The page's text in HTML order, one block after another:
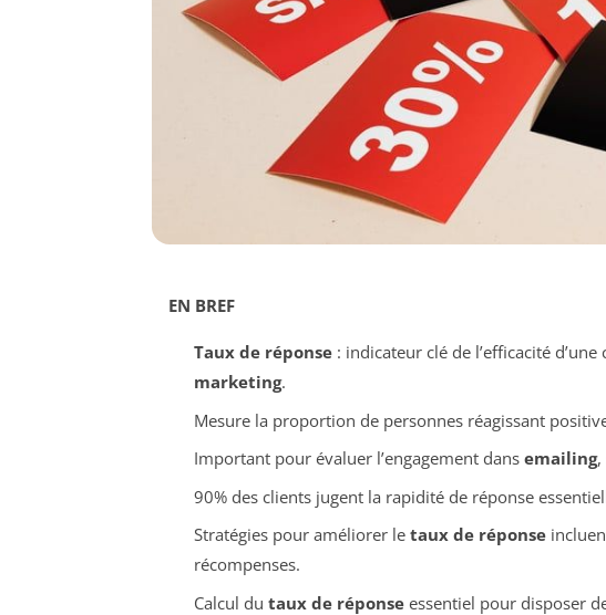
EN BREF
Taux de réponse: indicateur clé de l’efficacité d’une
marketing.
Mesure la proportion de personnes réagissant
Important pour évaluer l’engagement dans emailing,
90% des clients jugent la rapidité de réponse
Stratégies pour améliorer le taux de réponse
récompenses.
Calcul du taux de réponseessentiel pour disposer